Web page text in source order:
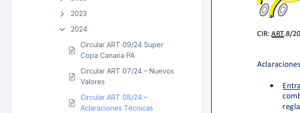
2023
2024
Circular ART 09/24 Super
Copa Canaria PA
Circular ART 07/24 – Nuevos
Valores
Circular ART 08/24 –
Aclaraciones Técnicas